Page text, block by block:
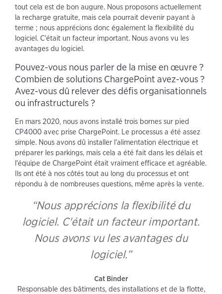
tout cela est de bon augure. Nous proposons actuellement
la recharge gratuite, mais cela pourrait devenir payant à
terme ; nous apprécions donc également la flexibilité du
logiciel. C'était un facteur important. Nous avons vu les
avantages du logiciel.
Pouvez-vous nous parler de la mise en œuvre ?
Combien de solutions ChargePoint avez-vous ?
Avez-vous dû relever des défis organisationnels
ou infrastructurels ?
En mars 2020, nous avons installé trois bornes sur pied
CP4000 avec prise ChargePoint. Le processus a été assez
simple. Nous avons dû installer l'alimentation électrique et
préparer les parkings, mais cela a été fait dans les délais et
l'équipe de ChargePoint était vraiment efficace et agréable.
Ils ont été à nos côtés tout au long du processus et ont
répondu à de nombreuses questions, même après la vente.
“Nous apprécions la flexibilité du
logiciel. C'était un facteur important.
Nous avons vu les avantages du
logiciel.”
Cat Binder
Responsable des bâtiments, des installations et de la flotte,